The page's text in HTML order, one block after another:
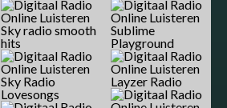
Sky radio smooth
hits
Sky Radio
Lovesongs
Sublime
Playground
Layzer Radio